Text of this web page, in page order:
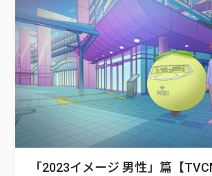
「2023イメージ 男性」篇【